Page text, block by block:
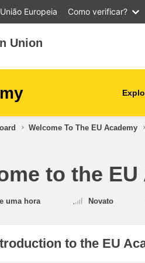
Europeia
Como verificar?
Union
agricultura e
crianças e jovens
cidades, desenvolvimento
dados, digital e tecnologia
Welcome To The EU Academy
to the
uma hora Novato
to the EU